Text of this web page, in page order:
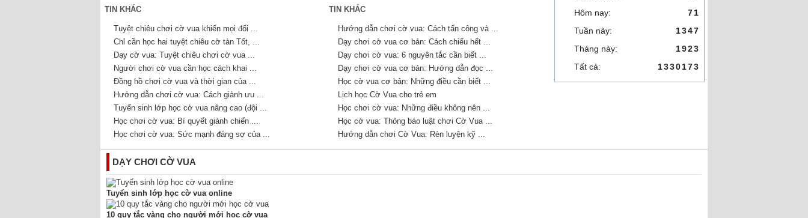
TIN KHÁC
Tuyệt chiêu chơi cờ vua khiến mọi đối ...
Chỉ cần học hai tuyệt chiêu cờ tàn Tốt, ...
Dạy cờ vua: Tuyệt chiêu chơi cờ vua ...
Người chơi cờ vua cần học cách khai ...
Đồng hồ chơi cờ vua và thời gian của ...
Hướng dẫn chơi cờ vua: Cách giành ưu ...
Tuyển sinh lớp học cờ vua nâng cao (đội ...
Học chơi cờ vua: Bí quyết giành chiến ...
Học chơi cờ vua: Sức mạnh đáng sợ của ...
TIN KHÁC
Hướng dẫn chơi cờ vua: Cách tấn công và ...
Dạy chơi cờ vua cơ bản: Cách chiếu hết ...
Dạy chơi cờ vua: 6 nguyên tắc cần biết ...
Dạy chơi cờ vua cơ bản: Hướng dẫn đọc ...
Học cờ vua cơ bản: Những điều cần biết ...
Lịch học Cờ Vua cho trẻ em
Học chơi cờ vua: Những điều không nên ...
Học cờ vua: Thông báo luật chơi Cờ Vua ...
Hướng dẫn chơi Cờ Vua: Rèn luyện kỹ ...
Hôm nay:
71
Tuần này:
1347
Tháng này:
1923
Tất cả:
1330173
DẠY CHƠI CỜ VUA
Tuyển sinh lớp học cờ vua online
10 quy tắc vàng cho người mới học cờ vua